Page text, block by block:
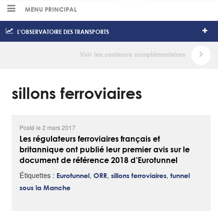
MENU PRINCIPAL
L'OBSERVATOIRE DES TRANSPORTS
sillons ferroviaires
Posté le 2 mars 2017
Les régulateurs ferroviaires français et
britannique ont publié leur premier avis sur le
document de référence 2018 d’Eurotunnel
Étiquettes : Eurotunnel , ORR, sillons ferroviaires, tunnel
sous la Manche